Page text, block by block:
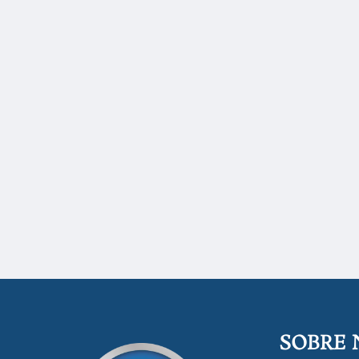
SOBRE